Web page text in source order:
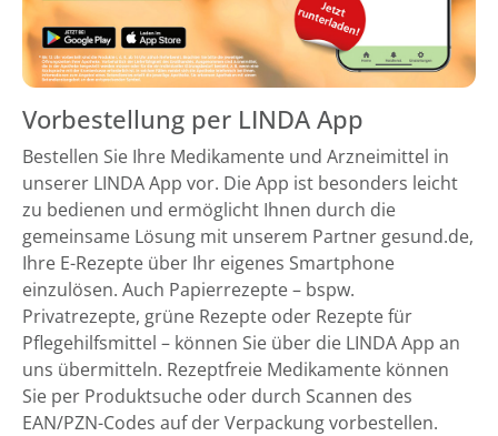
Vorbestellung per LINDA App
Bestellen Sie Ihre Medikamente und Arzneimittel in
unserer LINDA App vor. Die App ist besonders leicht
zu bedienen und ermöglicht Ihnen durch die
gemeinsame Lösung mit unserem Partner gesund.de,
Ihre E-Rezepte über Ihr eigenes Smartphone
einzulösen. Auch Papierrezepte – bspw.
Privatrezepte, grüne Rezepte oder Rezepte für
Pflegehilfsmittel – können Sie über die LINDA App an
uns übermitteln. Rezeptfreie Medikamente können
Sie per Produktsuche oder durch Scannen des
EAN/PZN-Codes auf der Verpackung vorbestellen.